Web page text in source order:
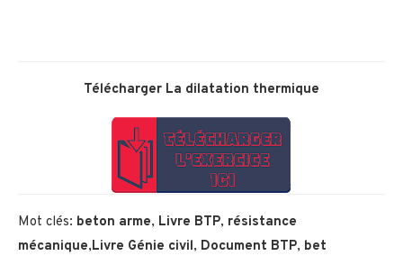
Télécharger La dilatation thermique
Mot clés: beton arme, Livre BTP, résistance
mécanique,Livre Génie civil, Document BTP, bet